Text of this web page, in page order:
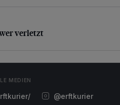
verletzt
verletzt
MEDIEN
@erftkurier